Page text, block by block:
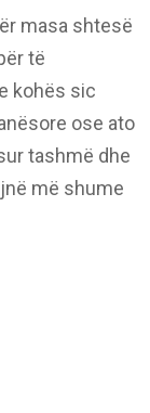
masa shtesë
të
kohës sic
ose ato
tashmë dhe
më shume